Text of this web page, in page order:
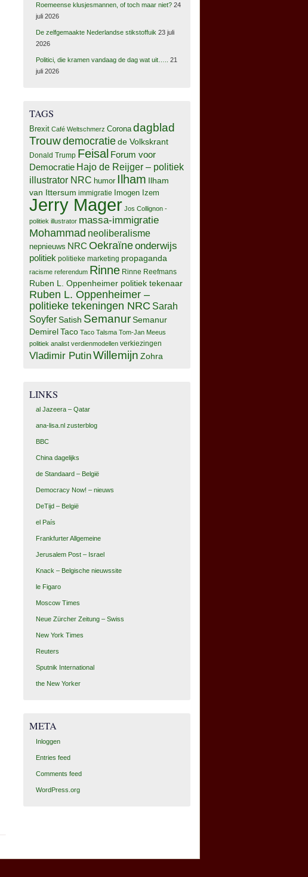
Roemeense klusjesmannen, of toch maar niet? 24
juli 2026
De zelfgemaakte Nederlandse stikstoffuik 23 juli
2026
Politici, die kramen vandaag de dag wat uit…..
21
juli 2026
TAGS
Brexit Café Weltschmerz Corona dagblad
Trouwdemocratiede Volkskrant
Donald Trump Feisal Forum voor
Democratie Hajo de Reijger – politiek
illustrator NRC humor Ilham Ilham
van Ittersum immigratie Imogen Izem
Jerry Mager Jos Collignon -
politiek illustrator massa-immigratie
Mohammad neoliberalisme
nepnieuws NRC Oekraïneonderwijs
politiek politieke marketing propaganda
racisme referendum Rinne Rinne Reefmans
Ruben L. Oppenheimer politiek tekenaar
Ruben L. Oppenheimer –
politieke tekeningen NRC Sarah
Soyfer Satish SemanurSemanur
DemirelTaco Taco Talsma Tom-Jan Meeus
politiek analist verdienmodellen verkiezingen
Vladimir PutinWillemijn Zohra
LINKS
al Jazeera – Qatar
ana-lisa.nl zusterblog
BBC
China dagelijks
de Standaard – België
Democracy Now! – nieuws
DeTijd – België
el País
Frankfurter Allgemeine
Jerusalem Post – Israel
Knack – Belgische nieuwssite
le Figaro
Moscow Times
Neue Zürcher Zeitung – Swiss
New York Times
Reuters
Sputnik International
the New Yorker
META
Inloggen
Entries feed
Comments feed
WordPress.org